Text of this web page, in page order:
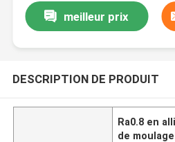
meilleur prix
DESCRIPTION DE PRODUIT
Ra0.8 en
de